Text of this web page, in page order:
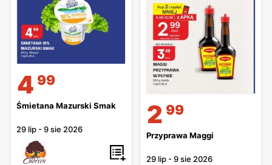
4 99
Śmietana Mazurski Smak
29 lip -9 sie 2026
2 99
Przyprawa Maggi
29 lip -9 sie 2026